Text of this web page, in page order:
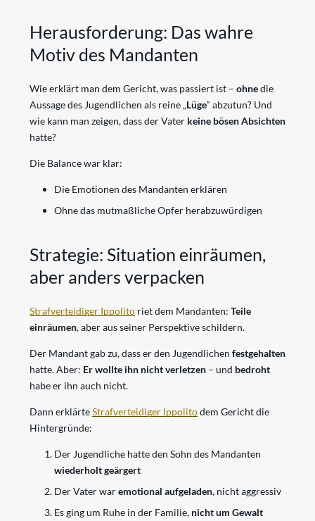
Herausforderung: Das wahre
Motiv des Mandanten
Wie erklärt man dem Gericht, was passiert ist – ohnedie
Aussage des Jugendlichen als reine „Lüge“ abzutun? Und
wie kann man zeigen, dass der Vater keine bösen Absichten
hatte?
Die Balance war klar:
Die Emotionen des Mandanten erklären
Ohne das mutmaßliche Opfer herabzuwürdigen
Strategie: Situation einräumen,
aber anders verpacken
Strafverteidiger Ippolito riet dem Mandanten: Teile
einräumen, aber aus seiner Perspektive schildern.
Der Mandant gab zu, dass er den Jugendlichen festgehalten
hatte. Aber: Er wollte ihn nicht verletzen – und bedroht
habe er ihn auch nicht.
Dann erklärteStrafverteidiger Ippolitodem Gericht die
Hintergründe:
Der Jugendliche hatte den Sohn des Mandanten
wiederholt geärgert
Der Vater waremotional aufgeladen, nicht aggressiv
Es ging um Ruhe in der Familie, nicht um Gewalt